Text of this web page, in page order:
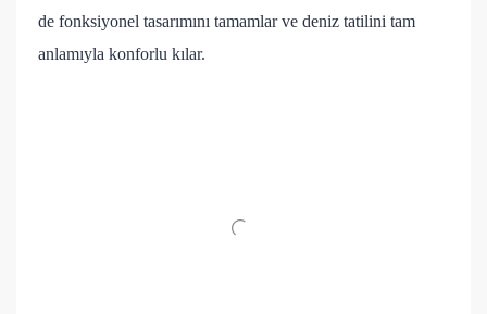
de fonksiyonel tasarımını tamamlar ve deniz tatilini tam
anlamıyla konforlu kılar.